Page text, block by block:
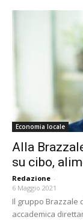
Economia locale
Alla
su cibo,
Redazione -
6 Maggio 2021
Il gruppo Brazzale
accademica